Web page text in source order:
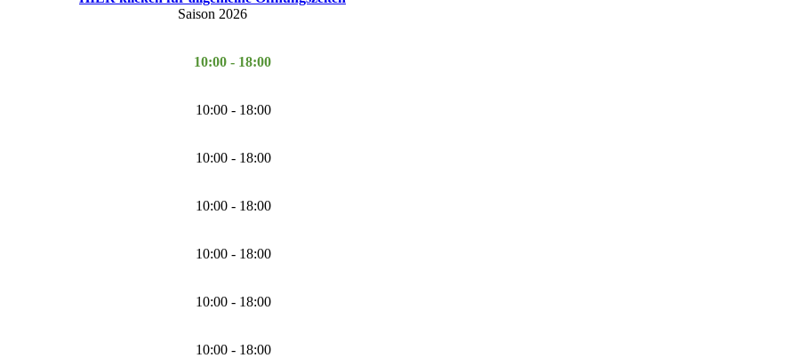
Saison 2026
10:00 - 18:00
10:00 - 18:00
10:00 - 18:00
10:00 - 18:00
10:00 - 18:00
10:00 - 18:00
10:00 - 18:00